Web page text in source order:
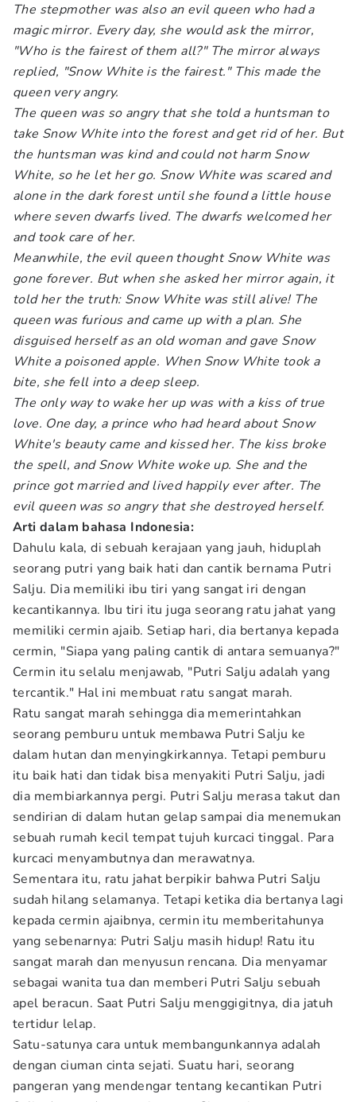
The stepmother was also an evil queen who had a
magic mirror. Every day, she would ask the mirror,
"Who is the fairest of them all?" The mirror always
replied, "Snow White is the fairest." This made the
queen very angry.
The queen was so angry that she told a huntsman to
take Snow White into the forest and get rid of her. But
the huntsman was kind and could not harm Snow
White, so he let her go. Snow White was scared and
alone in the dark forest until she found a little house
where seven dwarfs lived. The dwarfs welcomed her
and took care of her.
Meanwhile, the evil queen thought Snow White was
gone forever. But when she asked her mirror again, it
told her the truth: Snow White was still alive! The
queen was furious and came up with a plan. She
disguised herself as an old woman and gave Snow
White a poisoned apple. When Snow White took a
bite, she fell into a deep sleep.
The only way to wake her up was with a kiss of true
love. One day, a prince who had heard about Snow
White's beauty came and kissed her. The kiss broke
the spell, and Snow White woke up. She and the
prince got married and lived happily ever after. The
evil queen was so angry that she destroyed herself.
Arti dalam bahasa Indonesia:
Dahulu kala, di sebuah kerajaan yang jauh, hiduplah
seorang putri yang baik hati dan cantik bernama Putri
Salju. Dia memiliki ibu tiri yang sangat iri dengan
kecantikannya. Ibu tiri itu juga seorang ratu jahat yang
memiliki cermin ajaib. Setiap hari, dia bertanya kepada
cermin, "Siapa yang paling cantik di antara semuanya?"
Cermin itu selalu menjawab, "Putri Salju adalah yang
tercantik." Hal ini membuat ratu sangat marah.
Ratu sangat marah sehingga dia memerintahkan
seorang pemburu untuk membawa Putri Salju ke
dalam hutan dan menyingkirkannya. Tetapi pemburu
itu baik hati dan tidak bisa menyakiti Putri Salju, jadi
dia membiarkannya pergi. Putri Salju merasa takut dan
sendirian di dalam hutan gelap sampai dia menemukan
sebuah rumah kecil tempat tujuh kurcaci tinggal. Para
kurcaci menyambutnya dan merawatnya.
Sementara itu, ratu jahat berpikir bahwa Putri Salju
sudah hilang selamanya. Tetapi ketika dia bertanya lagi
kepada cermin ajaibnya, cermin itu memberitahunya
yang sebenarnya: Putri Salju masih hidup! Ratu itu
sangat marah dan menyusun rencana. Dia menyamar
sebagai wanita tua dan memberi Putri Salju sebuah
apel beracun. Saat Putri Salju menggigitnya, dia jatuh
tertidur lelap.
Satu-satunya cara untuk membangunkannya adalah
dengan ciuman cinta sejati. Suatu hari, seorang
pangeran yang mendengar tentang kecantikan Putri